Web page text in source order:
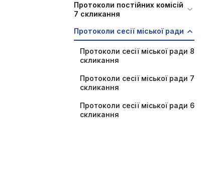
Протоколи постійних комісій
7 скликання
Протоколи сесії міської ради
Протоколи сесії міської ради 8
скликання
Протоколи сесії міської ради 7
скликання
Протоколи сесії міської ради 6
скликання